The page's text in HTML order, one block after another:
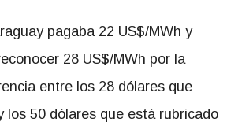
pagaba 22 US$/MWh y
28 US$/MWh por la
entre los 28 dólares que
los 50 dólares que está rubricado